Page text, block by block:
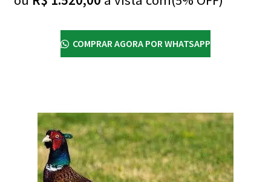
COMPRAR AGORA POR WHATSAPP